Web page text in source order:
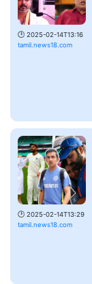
🕑 2025-02-14T13:16
tamil.news18.com
🕑 2025-02-14T13:29
tamil.news18.com